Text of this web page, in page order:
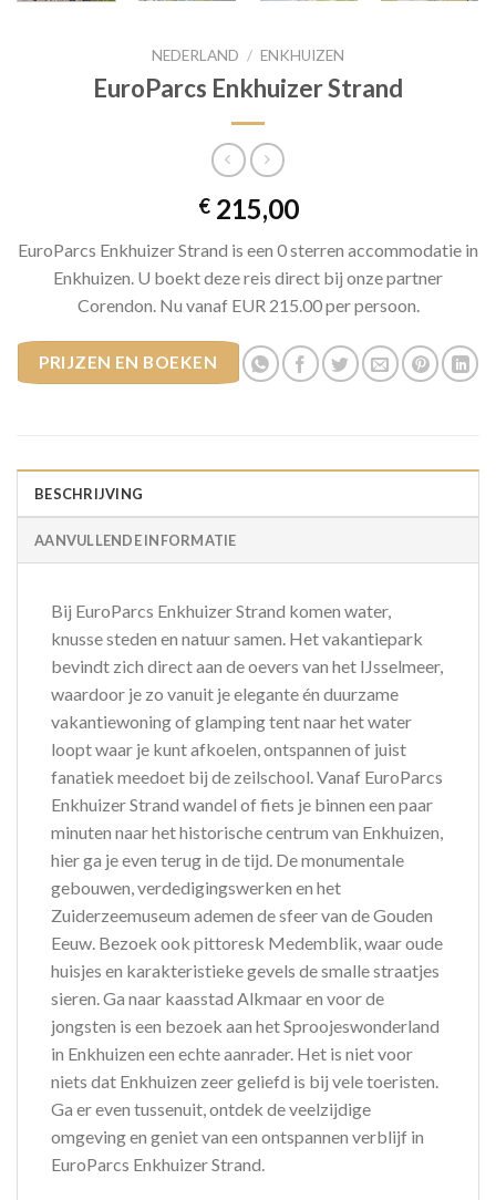
NEDERLAND / ENKHUIZEN
EuroParcs Enkhuizer Strand
€215,00
EuroParcs Enkhuizer Strand is een 0 sterren accommodatie in
Enkhuizen. U boekt deze reis direct bij onze partner
Corendon. Nu vanaf EUR 215.00 per persoon.
PRIJZEN EN BOEKEN
BESCHRIJVING
AANVULLENDE INFORMATIE
Bij EuroParcs Enkhuizer Strand komen water,
knusse steden en natuur samen. Het vakantiepark
bevindt zich direct aan de oevers van het IJsselmeer,
waardoor je zo vanuit je elegante én duurzame
vakantiewoning of glamping tent naar het water
loopt waar je kunt afkoelen, ontspannen of juist
fanatiek meedoet bij de zeilschool. Vanaf EuroParcs
Enkhuizer Strand wandel of fiets je binnen een paar
minuten naar het historische centrum van Enkhuizen,
hier ga je even terug in de tijd. De monumentale
gebouwen, verdedigingswerken en het
Zuiderzeemuseum ademen de sfeer van de Gouden
Eeuw. Bezoek ook pittoresk Medemblik, waar oude
huisjes en karakteristieke gevels de smalle straatjes
sieren. Ga naar kaasstad Alkmaar en voor de
jongsten is een bezoek aan het Sproojeswonderland
in Enkhuizen een echte aanrader. Het is niet voor
niets dat Enkhuizen zeer geliefd is bij vele toeristen.
Ga er even tussenuit, ontdek de veelzijdige
omgeving en geniet van een ontspannen verblijf in
EuroParcs Enkhuizer Strand.